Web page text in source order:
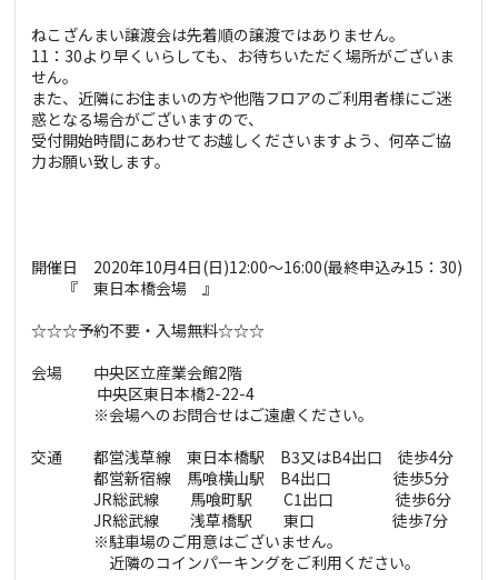
ねこざんまい譲渡会は先着順の譲渡ではありません。
11：30より早くいらしても、お待ちいただく場所がございま
せん。
また、近隣にお住まいの方や他階フロアのご利用者様にご迷
惑となる場合がございますので、
受付開始時間にあわせてお越しくださいますよう、何卒ご協
力お願い致します。
開催日 2020年10月4日(日)12:00～16:00(最終申込み15：30)
『 東日本橋会場 』
☆☆☆予約不要・入場無料☆☆☆
会場 中央区立産業会館2階
中央区東日本橋2-22-4
※会場へのお問合せはご遠慮ください。
交通 都営浅草線 東日本橋駅 B3又はB4出口 徒歩4分
都営新宿線 馬喰横山駅 B4出口 徒歩5分
JR総武線 馬喰町駅 C1出口 徒歩6分
JR総武線 浅草橋駅 東口 徒歩7分
※駐車場のご用意はございません。
近隣のコインパーキングをご利用ください。